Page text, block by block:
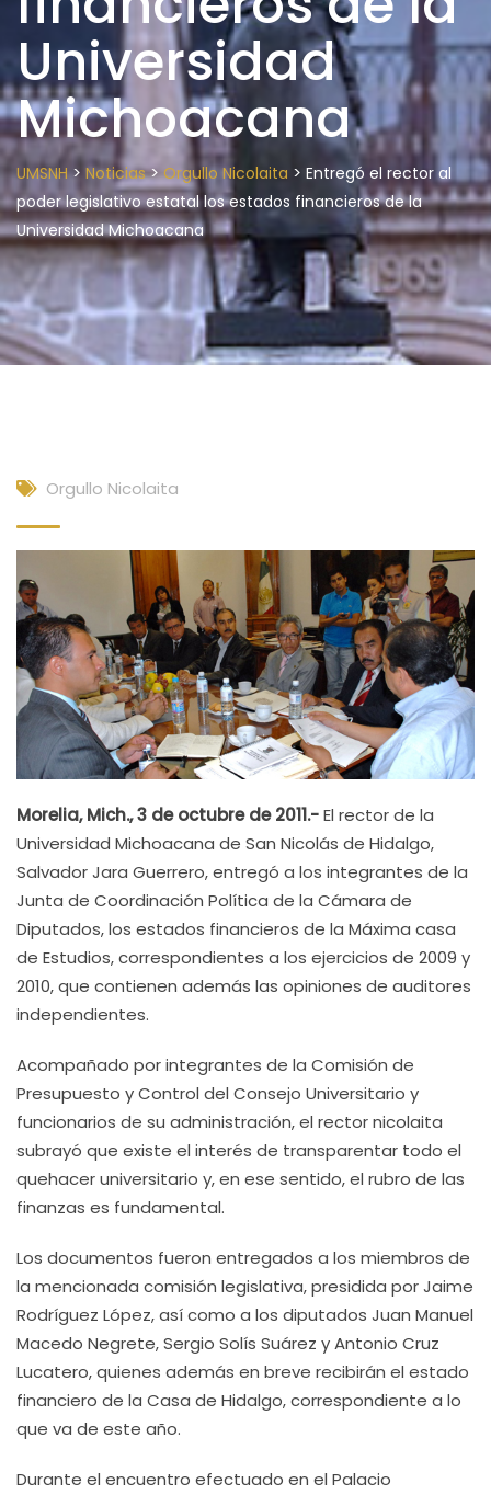
Universidad
Michoacana
UMSNH> Noticias>Orgullo Nicolaita > Entregó el rector al
poder legislativo estatal los estados financieros de la
Universidad Michoacana
Orgullo Nicolaita
Morelia, Mich., 3 de octubre de 2011.-El rector de la
Universidad Michoacana de San Nicolás de Hidalgo,
Salvador Jara Guerrero, entregó a los integrantes de la
Junta de Coordinación Política de la Cámara de
Diputados, los estados financieros de la Máxima casa
de Estudios, correspondientes a los ejercicios de 2009 y
2010, que contienen además las opiniones de auditores
independientes.
Acompañado por integrantes de la Comisión de
Presupuesto y Control del Consejo Universitario y
funcionarios de su administración, el rector nicolaita
subrayó que existe el interés de transparentar todo el
quehacer universitario y, en ese sentido, el rubro de las
finanzas es fundamental.
Los documentos fueron entregados a los miembros de
la mencionada comisión legislativa, presidida por Jaime
Rodríguez López, así como a los diputados Juan Manuel
Macedo Negrete, Sergio Solís Suárez y Antonio Cruz
Lucatero, quienes además en breve recibirán el estado
financiero de la Casa de Hidalgo, correspondiente a lo
que va de este año.
Durante el encuentro efectuado en el Palacio